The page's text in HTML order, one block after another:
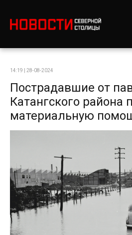
14:19 | 28-08-2024
Пострадавшие от
Катангского района
материальную